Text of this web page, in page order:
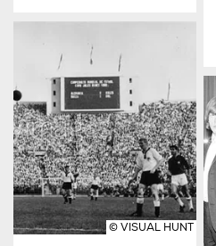
© VISUAL HUNT